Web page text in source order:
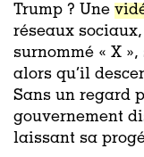
Trump ? Une
réseaux
surnommé « X »,
alors qu’il
Sans un regard
gouvernement
laissant sa